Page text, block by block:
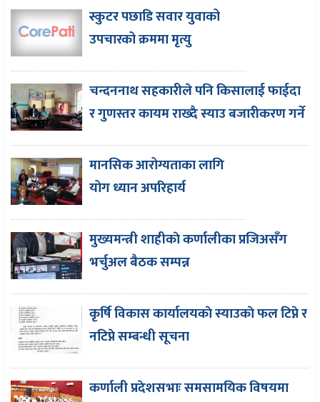
स्कुटर पछाडि सवार युवाको
उपचारको क्रममा मृत्यु
चन्दननाथ सहकारीले पनि किसालाई फाईदा
र गुणस्तर कायम राख्दै स्याउ बजारीकरण गर्ने
मानसिक आरोग्यताका लागि
योग ध्यान अपरिहार्य
मुख्यमन्त्री शाहीकाे कर्णालीका प्रजिअसँग
भर्चुअल बैठक सम्पन्न
कृर्षि विकास कार्यालयकाे स्याउकाे फल टिप्ने र
नटिप्ने सम्बन्धी सूचना
कर्णाली प्रदेशसभाः समसामयिक विषयमा